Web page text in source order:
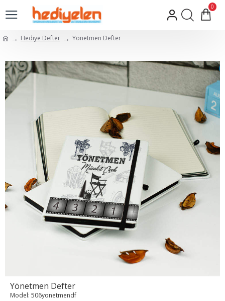
0
Hediye Defter Yönetmen Defter
Yönetmen Defter
Model: 506yonetmendf